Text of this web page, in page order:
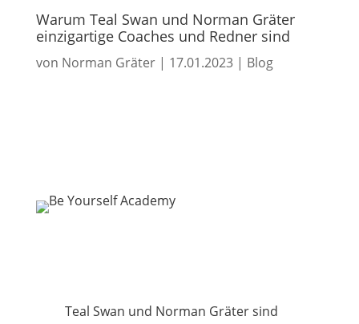
Warum Teal Swan und Norman Gräter
einzigartige Coaches und Redner sind
von Norman Gräter| 17.01.2023| Blog
Teal Swan und Norman Gräter sind